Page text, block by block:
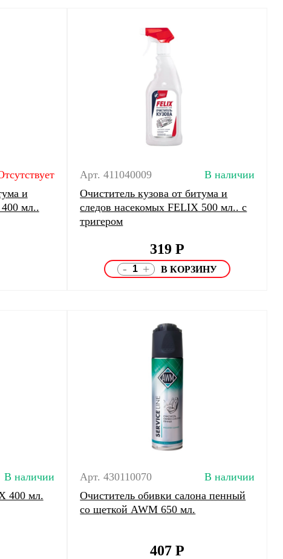
и
мл..
Арт. 411040009
В наличии
Очиститель кузова от битума и
следов насекомых FELIX 500 мл.. с
тригером
319Р
- +
В наличии
400 мл.
Арт. 430110070
В наличии
Очиститель обивки салона пенный
со щеткой AWM 650 мл.
407Р